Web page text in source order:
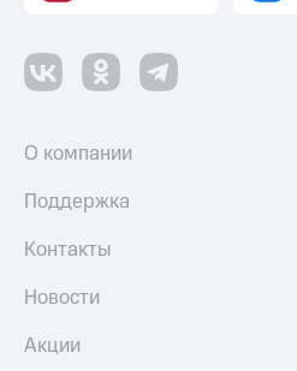
О компании
Поддержка
Контакты
Новости
Акции